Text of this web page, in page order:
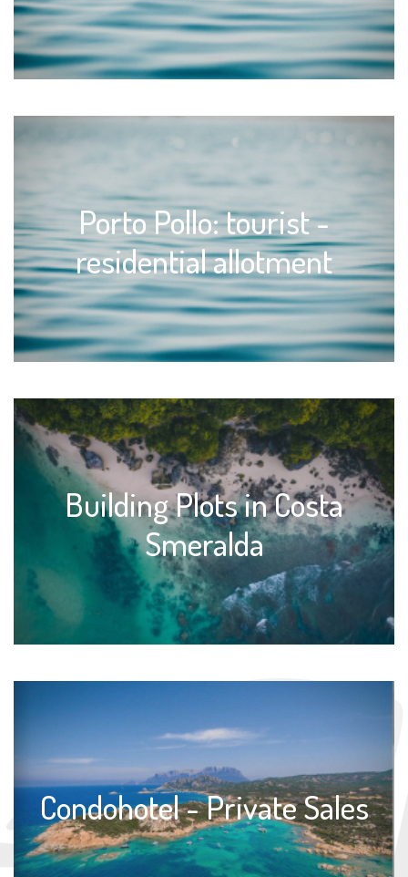
Porto Pollo: tourist -
residential allotment
Building Plots in Costa
Smeralda
Condohotel - Private Sales